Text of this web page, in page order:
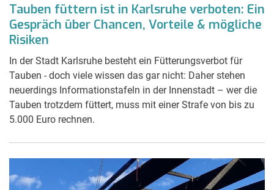
Tauben füttern ist in Karlsruhe verboten: Ein
Gespräch über Chancen, Vorteile & mögliche
Risiken
In der Stadt Karlsruhe besteht ein Fütterungsverbot für
Tauben - doch viele wissen das gar nicht: Daher stehen
neuerdings Informationstafeln in der Innenstadt – wer die
Tauben trotzdem füttert, muss mit einer Strafe von bis zu
5.000 Euro rechnen.